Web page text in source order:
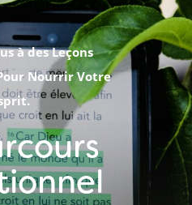
à des Leçons
Nourrir Votre